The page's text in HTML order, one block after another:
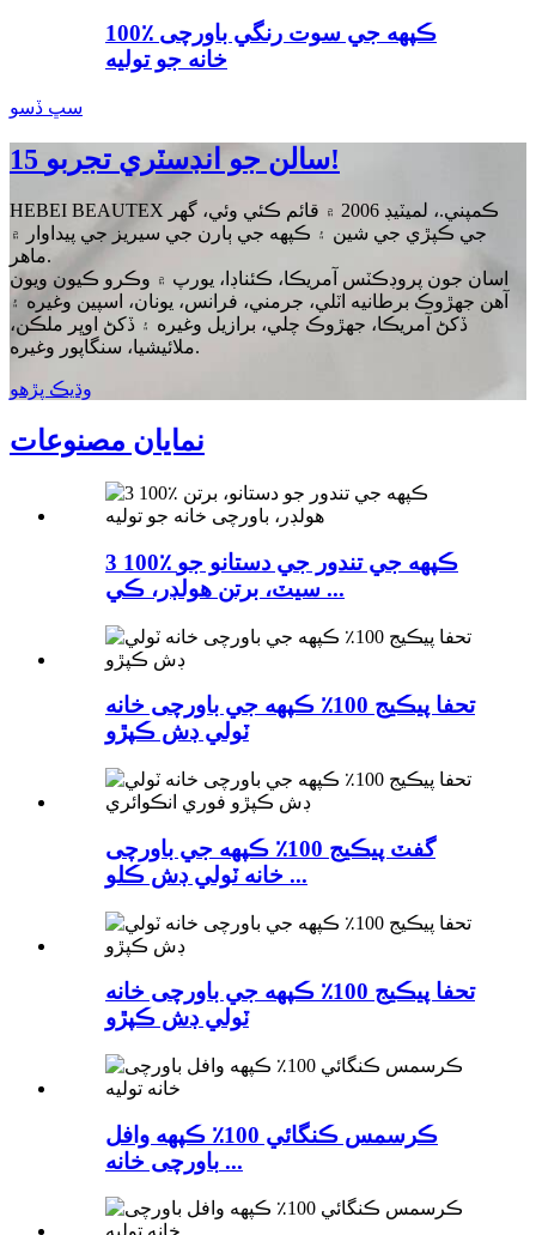
100٪ ڪپهه جي سوت رنگي باورچی
خانه جو توليه
سڀ ڏسو
15 سالن جو انڊسٽري تجربو!
HEBEI BEAUTEX ڪمپني.، لميٽيڊ 2006 ۾ قائم ڪئي وئي، گھر
جي ڪپڙي جي شين ۽ ڪپهه جي ٻارن جي سيريز جي پيداوار ۾
ماهر.
اسان جون پروڊڪٽس آمريڪا، ڪئناڊا، يورپ ۾ وڪرو ڪيون ويون
آهن جهڙوڪ برطانيه اٽلي، جرمني، فرانس، يونان، اسپين وغيره ۽
ڏکڻ آمريڪا، جهڙوڪ چلي، برازيل وغيره ۽ ڏکڻ اوڀر ملڪن،
ملائيشيا، سنگاپور وغيره.
وڌيڪ پڙهو
نمايان مصنوعات
3 100٪ ڪپهه جي تندور جي دستانو جو
سيٽ، برتن هولڊر، ڪي ...
تحفا پيڪيج 100٪ ڪپهه جي باورچی خانه
ٽولي ڊش ڪپڙو
گفٽ پيڪيج 100٪ ڪپهه جي باورچی
خانه ٽولي ڊش ڪلو ...
تحفا پيڪيج 100٪ ڪپهه جي باورچی خانه
ٽولي ڊش ڪپڙو
ڪرسمس ڪنگائي 100٪ ڪپهه وافل
باورچی خانه ...